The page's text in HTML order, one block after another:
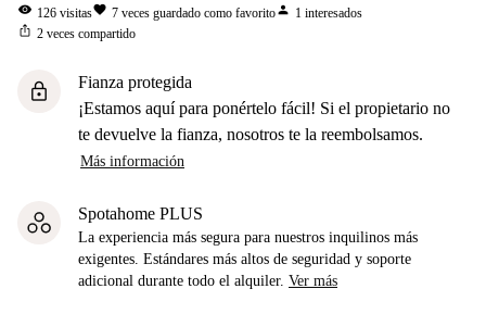
visibility 126 visitasfavorite 7 veces guardado como favoritoperson 1 interesados
ios_share 2 veces compartido
lock
Fianza protegida
¡Estamos aquí para ponértelo fácil! Si el propietario no
te devuelve la fianza, nosotros te la reembolsamos.
Más información
Spotahome PLUS
La experiencia más segura para nuestros inquilinos más
exigentes. Estándares más altos de seguridad y soporte
adicional durante todo el alquiler. Ver más